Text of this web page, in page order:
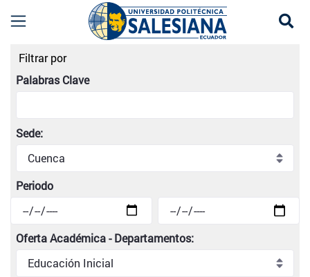
Listado de eventos universitarios |
Filtrar por
Palabras Clave
Sede:
Periodo
Oferta Académica - Departamentos: